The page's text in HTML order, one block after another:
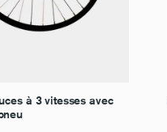
à 3 vitesses avec